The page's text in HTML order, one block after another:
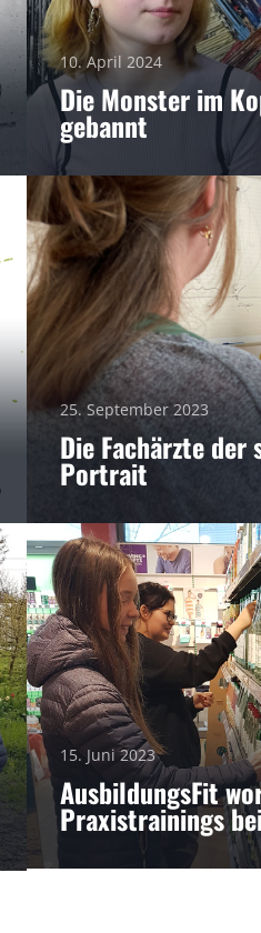
10. April 2024
Die Monster im
gebannt
25. September 2023
Die Fachärzte
Portrait
15. Juni 2023
AusbildungsFit
Praxistrainings